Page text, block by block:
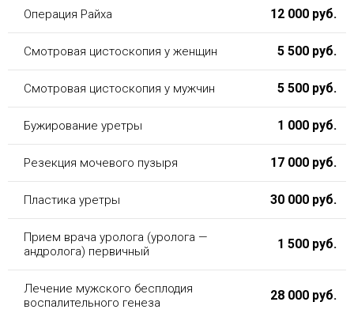
Операция Райха 12 000 руб.
Смотровая цистоскопия у женщин 5 500 руб.
Смотровая цистоскопия у мужчин 5 500 руб.
Бужирование уретры 1 000 руб.
Резекция мочевого пузыря 17 000 руб.
Пластика уретры 30 000 руб.
Прием врача уролога (уролога —
андролога) первичный
1 500 руб.
Лечение мужского бесплодия
воспалительного генеза
28 000 руб.